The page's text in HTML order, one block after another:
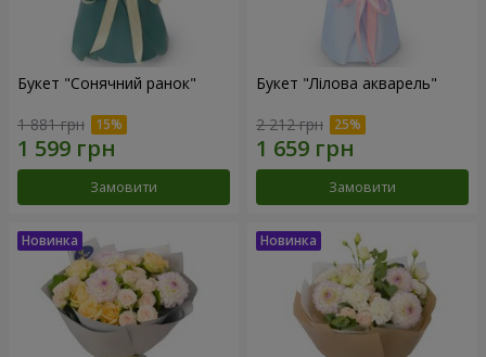
Букет "Сонячний ранок"
1 881 грн
Замовити
Букет "Лілова акварель"
2 212 грн
Замовити